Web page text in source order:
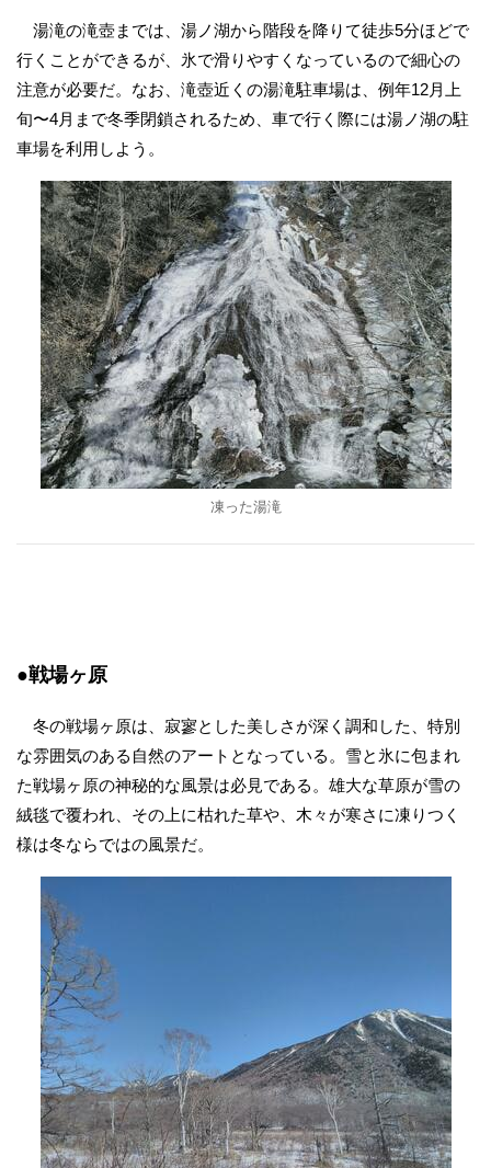
湯滝の滝壺までは、湯ノ湖から階段を降りて徒歩5分ほどで
行くことができるが、氷で滑りやすくなっているので細心の
注意が必要だ。なお、滝壺近くの湯滝駐車場は、例年12月上
旬〜4月まで冬季閉鎖されるため、車で行く際には湯ノ湖の駐
車場を利用しよう。
凍った湯滝
●戦場ヶ原
冬の戦場ヶ原は、寂寥とした美しさが深く調和した、特別
な雰囲気のある自然のアートとなっている。雪と氷に包まれ
た戦場ヶ原の神秘的な風景は必見である。雄大な草原が雪の
絨毯で覆われ、その上に枯れた草や、木々が寒さに凍りつく
様は冬ならではの風景だ。